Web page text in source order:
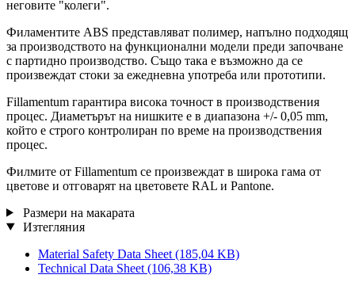
неговите "колеги".
Филаментите ABS представляват полимер, напълно подходящ
за производството на функционални модели преди започване
с партидно производство. Също така е възможно да се
произвеждат стоки за ежедневна употреба или прототипи.
Fillamentum гарантира висока точност в производствения
процес. Диаметърът на нишките е в диапазона +/- 0,05 mm,
който е строго контролиран по време на производствения
процес.
Филмите от Fillamentum се произвеждат в широка гама от
цветове и отговарят на цветовете RAL и Pantone.
Размери на макарата
Изтегляния
Material Safety Data Sheet (185,04 KB)
Technical Data Sheet (106,38 KB)